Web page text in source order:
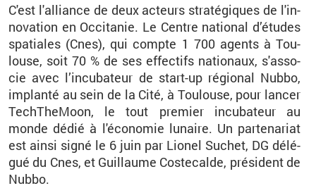
C'est l'al­liance de deux ac­teurs stra­té­giques de l'in­
no­va­tion en Oc­ci­ta­nie. Le Centre na­tio­nal d’études
spa­tiales (Cnes), qui compte 1 700 agents à Tou­
louse, soit 70 % de ses ef­fec­tifs na­tio­naux, s'as­so­
cie avec l’in­cu­ba­teur de start-up ré­gio­nal Nubbo,
im­planté au sein de la Cité, à Tou­louse, pour lan­cer
Tech­The­Moon, le tout pre­mier in­cu­ba­teur au
monde dédié à l'éco­no­mie lu­naire. Un par­te­na­riat
est ainsi signé le 6 juin par Lio­nel Su­chet, DG dé­lé­
gué du Cnes, et Guillaume Cos­te­calde, pré­sident de
Nubbo.